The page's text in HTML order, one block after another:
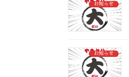
お知らせ
お知らせ